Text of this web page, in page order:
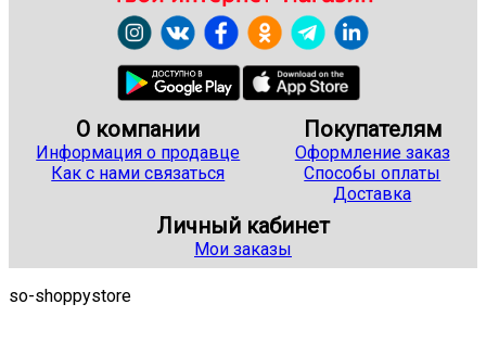
О компании
Информация о продавце
Как с нами связаться
Покупателям
Оформление заказ
Способы оплаты
Доставка
Личный кабинет
Мои заказы
so-shoppystore